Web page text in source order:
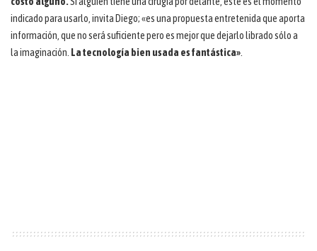
indicado para usarlo, invita Diego; «es una propuesta entretenida que aporta
información, que no será suficiente pero es mejor que dejarlo librado sólo a
la imaginación. La tecnología bien usada es fantástica»